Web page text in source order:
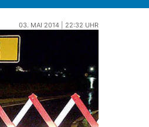
03. MAI 2014 | 22:32 UHR